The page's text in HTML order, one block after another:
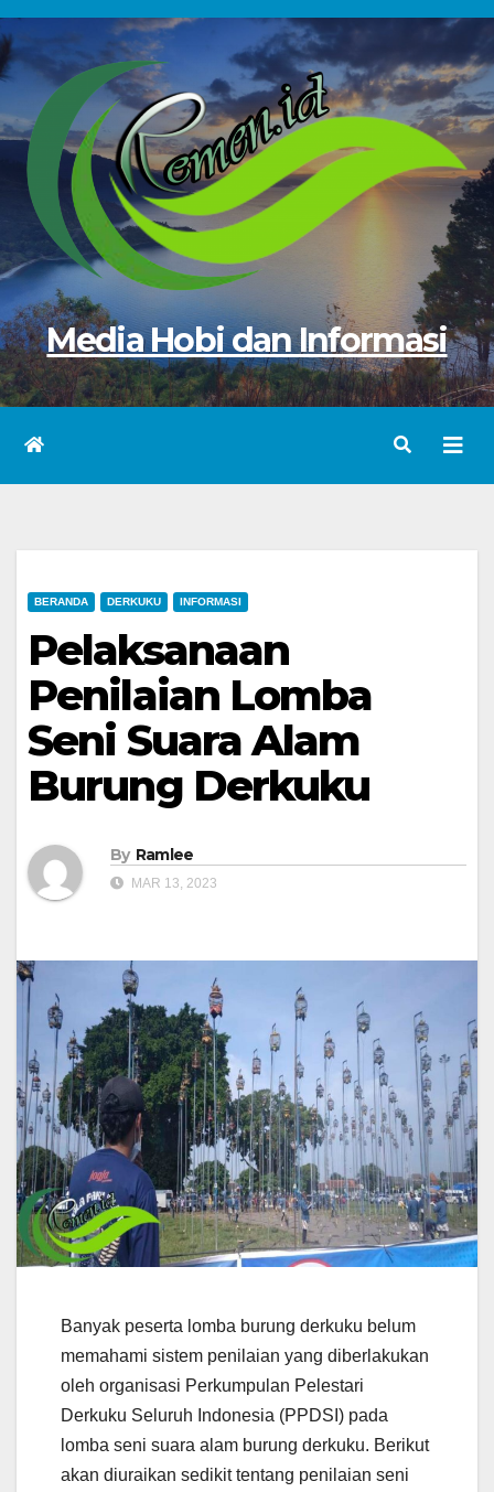
Skip
to
content
Media Hobi dan Informasi
BERANDA DERKUKU INFORMASI
Pelaksanaan
Penilaian Lomba
Seni Suara Alam
Burung Derkuku
By Ramlee
MAR 13, 2023
Banyak peserta lomba burung derkuku belum
memahami sistem penilaian yang diberlakukan
oleh organisasi Perkumpulan Pelestari
Derkuku Seluruh Indonesia (PPDSI) pada
lomba seni suara alam burung derkuku. Berikut
akan diuraikan sedikit tentang penilaian seni